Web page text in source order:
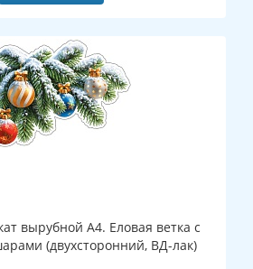
вырубной А4. Еловая ветка с
(двухсторонний, ВД-лак)